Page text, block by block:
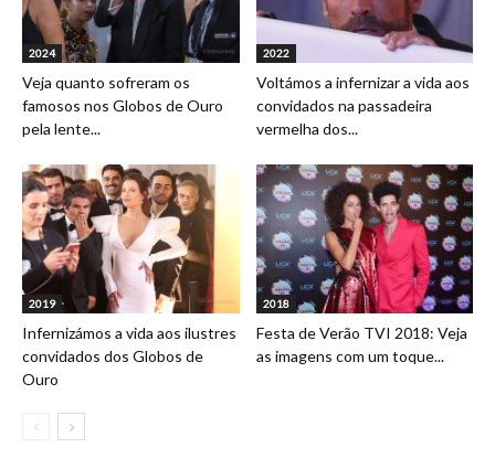
2024
Veja quanto sofreram os
famosos nos Globos de Ouro
pela lente...
2022
Voltámos a infernizar a vida aos
convidados na passadeira
vermelha dos...
2019
Infernizámos a vida aos ilustres
convidados dos Globos de
Ouro
2018
Festa de Verão TVI 2018: Veja
as imagens com um toque...